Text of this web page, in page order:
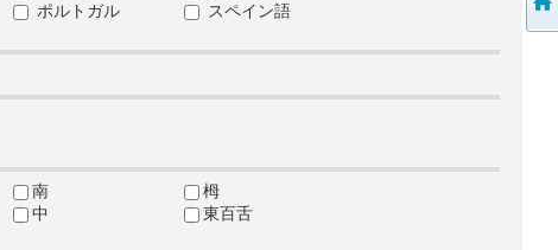
ポルトガル
スペイン語
南
栂
中
東百舌